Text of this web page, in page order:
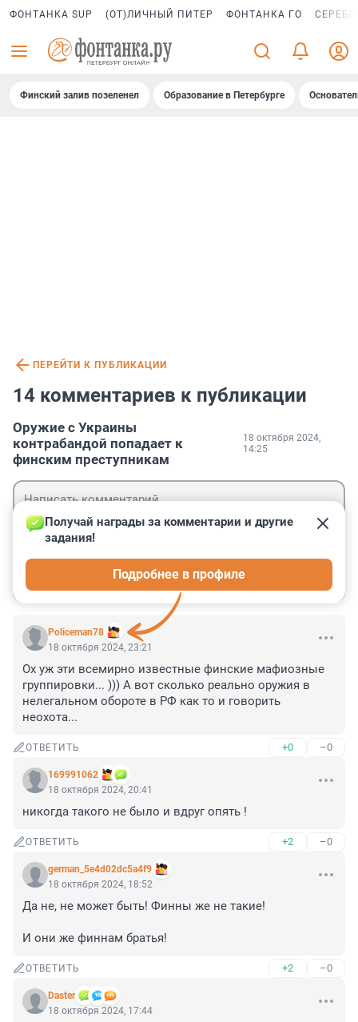
ФОНТАНКА SUP (ОТ)ЛИЧНЫЙ ПИТЕР ФОНТАНКА ГО
Финский залив позеленел Образование в Петербурге
ПЕРЕЙТИ К ПУБЛИКАЦИИ
14 комментариев к публикации
Оружие с Украины
контрабандой попадает к
финским преступникам
18 октября 2024,
14:25
Policeman78
Получай награды за комментарии и другие
задания!
Подробнее в профиле
18 октября 2024, 23:21
Ох уж эти всемирно известные финские мафиозные
группировки... ))) А вот сколько реально оружия в
нелегальном обороте в РФ как то и говорить
неохота...
ОТВЕТИТЬ +0 –0
169991062
18 октября 2024, 20:41
никогда такого не было и вдруг опять !
ОТВЕТИТЬ +2 –0
german_5e4d02dc5a4f9
18 октября 2024, 18:52
Да не, не может быть! Финны же не такие!
И они же финнам братья!
ОТВЕТИТЬ +2 –0
Daster
18 октября 2024, 17:44